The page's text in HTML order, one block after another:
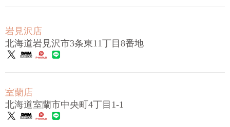
岩見沢店
北海道岩見沢市3条東11丁目8番地
室蘭店
北海道室蘭市中央町4丁目1-1